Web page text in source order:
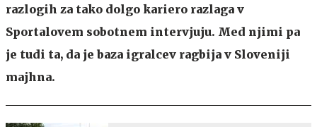
razlogih za tako dolgo kariero razlaga v
Sportalovem sobotnem intervjuju. Med njimi pa
je tudi ta, da je baza igralcev ragbija v Sloveniji
majhna.